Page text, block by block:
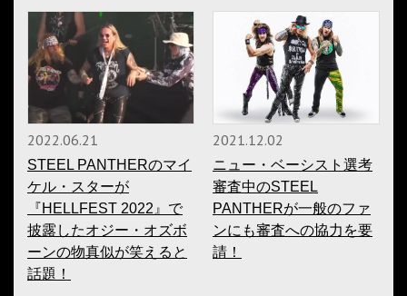
2022.06.21
STEEL PANTHERのマイ
ケル・スターが
『HELLFEST 2022』で
披露したオジー・オズボ
ーンの物真似が笑えると
話題！
2021.12.02
ニュー・ベーシスト選考
審査中のSTEEL
PANTHERが一般のファ
ンにも審査への協力を要
請！